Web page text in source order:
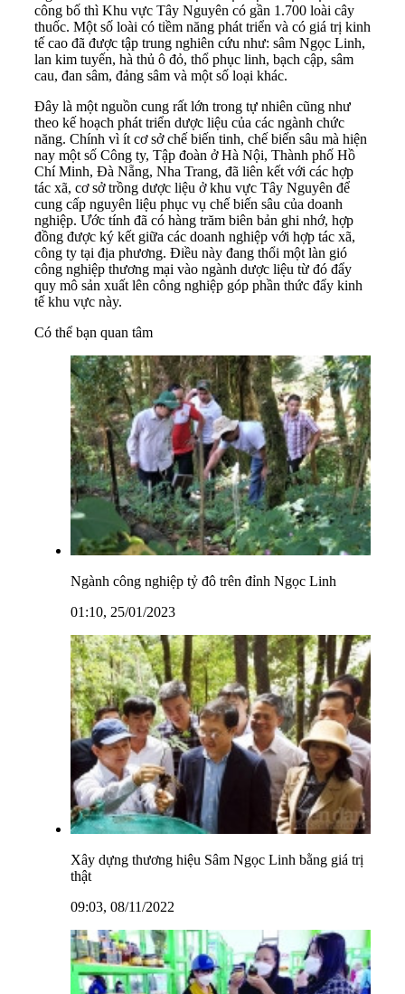
công bố thì Khu vực Tây Nguyên có gần 1.700 loài cây
thuốc. Một số loài có tiềm năng phát triển và có giá trị kinh
tế cao đã được tập trung nghiên cứu như: sâm Ngọc Linh,
lan kim tuyến, hà thủ ô đỏ, thổ phục linh, bạch cập, sâm
cau, đan sâm, đảng sâm và một số loại khác.
Đây là một nguồn cung rất lớn trong tự nhiên cũng như
theo kế hoạch phát triển dược liệu của các ngành chức
năng. Chính vì ít cơ sở chế biến tinh, chế biến sâu mà hiện
nay một số Công ty, Tập đoàn ở Hà Nội, Thành phố Hồ
Chí Minh, Đà Nẵng, Nha Trang, đã liên kết với các hợp
tác xã, cơ sở trồng dược liệu ở khu vực Tây Nguyên để
cung cấp nguyên liệu phục vụ chế biến sâu của doanh
nghiệp. Ước tính đã có hàng trăm biên bản ghi nhớ, hợp
đồng được ký kết giữa các doanh nghiệp với hợp tác xã,
công ty tại địa phương. Điều này đang thổi một làn gió
công nghiệp thương mại vào ngành dược liệu từ đó đẩy
quy mô sản xuất lên công nghiệp góp phần thức đẩy kinh
tế khu vực này.
Có thể bạn quan tâm
Ngành công nghiệp tỷ đô trên đỉnh Ngọc Linh
01:10, 25/01/2023
Xây dựng thương hiệu Sâm Ngọc Linh bằng giá trị
thật
09:03, 08/11/2022